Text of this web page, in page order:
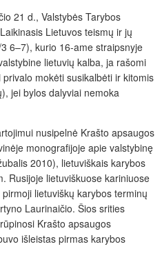
21 d., Valstybės Tarybos
Lietuvos teismų ir jų
6–7), kurio 16-ame straipsnyje
lietuvių kalba, ja rašomi
mokėti susikalbėti ir kitomis
jei bylos dalyviai nemoka
nusipelnė Krašto apsaugos
monografijoje apie valstybinę
2010), lietuviškais karybos
Rusijoje lietuviškuose kariniuose
lietuviškų karybos terminų
Laurinaičio. Šios srities
Krašto apsaugos
išleistas pirmas karybos